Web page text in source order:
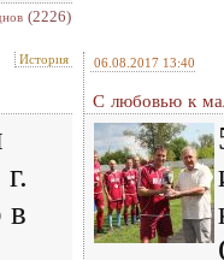
(2226)
История
в
06.08.2017 13:40
С любовью к